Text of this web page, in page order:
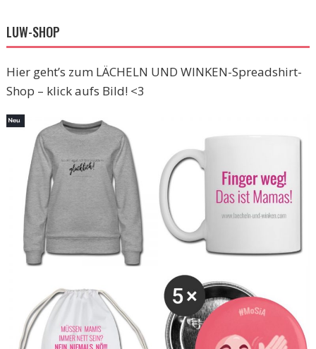
LUW-SHOP
Hier geht’s zum LÄCHELN UND WINKEN-Spreadshirt-
Shop – klick aufs Bild! <3